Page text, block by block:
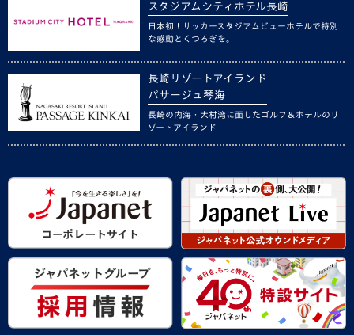
スタジアムシティホテル長崎
日本初！サッカースタジアムビューホテルで特別
な感動とくつろぎを。
長崎リゾートアイランド
パサージュ琴海
長崎の内海・大村湾に面したゴルフ＆ホテルのリ
ゾートアイランド